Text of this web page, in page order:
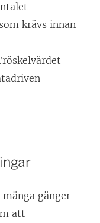
krävs innan
gånger
att